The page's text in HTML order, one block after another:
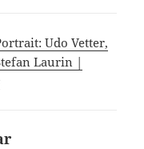
Udo Vetter,
Laurin |